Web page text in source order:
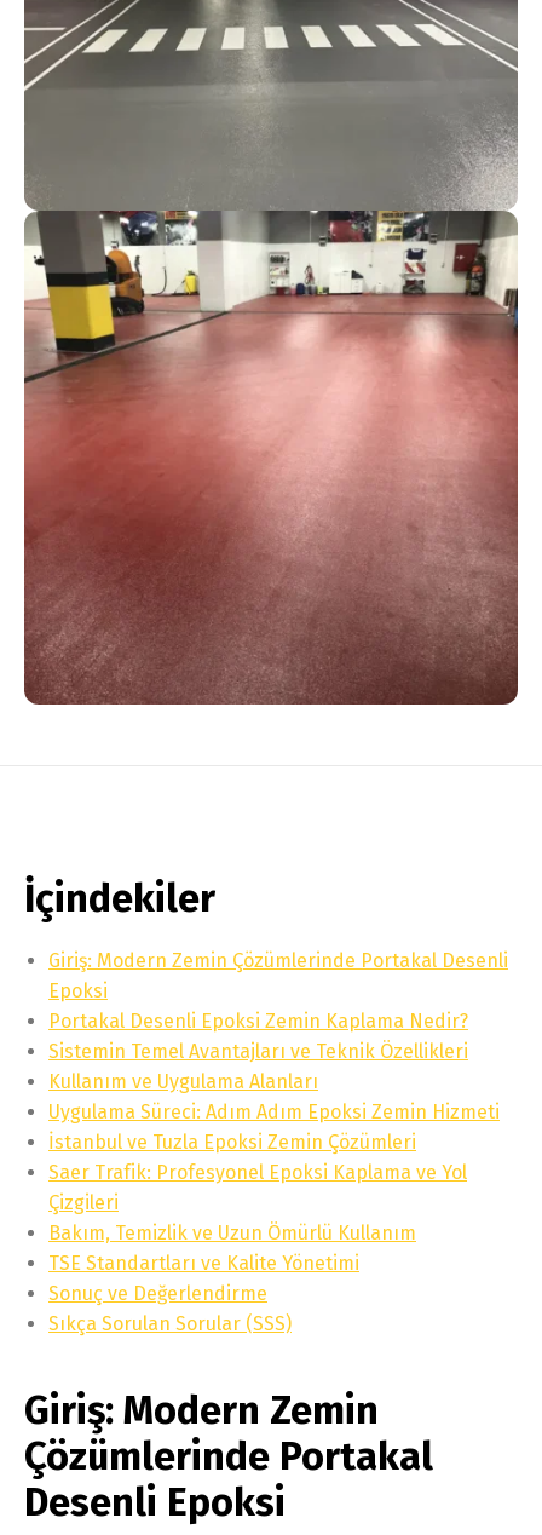
İçindekiler
Giriş: Modern Zemin Çözümlerinde Portakal Desenli
Epoksi
Portakal Desenli Epoksi Zemin Kaplama Nedir?
Sistemin Temel Avantajları ve Teknik Özellikleri
Kullanım ve Uygulama Alanları
Uygulama Süreci: Adım Adım Epoksi Zemin Hizmeti
İstanbul ve Tuzla Epoksi Zemin Çözümleri
Saer Trafik: Profesyonel Epoksi Kaplama ve Yol
Çizgileri
Bakım, Temizlik ve Uzun Ömürlü Kullanım
TSE Standartları ve Kalite Yönetimi
Sonuç ve Değerlendirme
Sıkça Sorulan Sorular (SSS)
Giriş: Modern Zemin
Çözümlerinde Portakal
Desenli Epoksi